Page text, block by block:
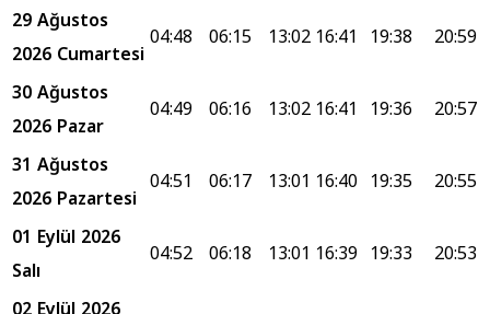
29 Ağustos
2026 Cumartesi
04:48 06:15 13:0216:41 19:38
20:59
30 Ağustos
2026 Pazar
04:49 06:16 13:0216:41 19:36
20:57
31 Ağustos
2026 Pazartesi
04:51 06:17 13:01 16:40 19:35
20:55
01 Eylül 2026
Salı
04:52 06:18 13:01 16:39 19:33
20:53